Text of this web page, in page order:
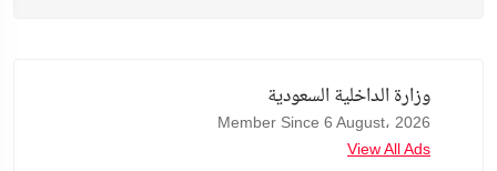
وزارة الداخلية السعودية
Member Since 6 August، 2026
View All Ads